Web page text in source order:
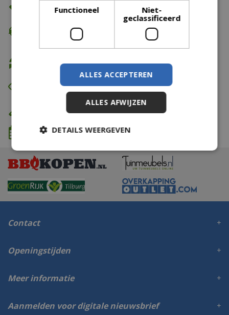
Altijd de beste prijs
Gratis verzending
Gratis retour
Eerst zien dan betalen
Eigen bezorg- & installatieservice
We komen wanneer het jou uitkomt
Contact
Openingstijden
Meer informatie
Aanmelden voor digitale nieuwsbrief
Functioneel
Niet-
geclassificeerd
ALLES ACCEPTEREN
ALLES AFWIJZEN
DETAILS WEERGEVEN